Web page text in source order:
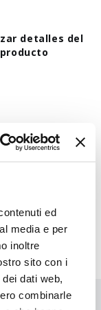
ed
media e per
inoltre
sito con i
dati web,
combinarle
detalles del
producto
+ 1000+ 2500
€ 12,500€ 12,500